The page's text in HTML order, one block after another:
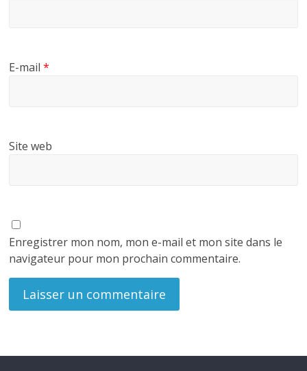
E-mail*
Site web
Enregistrer mon nom, mon e-mail et mon site dans le
navigateur pour mon prochain commentaire.